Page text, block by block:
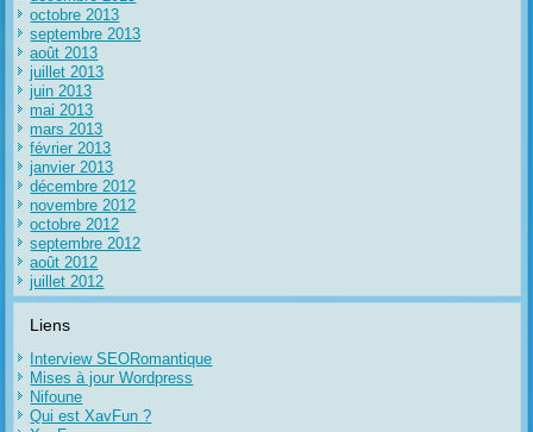
octobre 2013
septembre 2013
août 2013
juillet 2013
juin 2013
mai 2013
mars 2013
février 2013
janvier 2013
décembre 2012
novembre 2012
octobre 2012
septembre 2012
août 2012
juillet 2012
Liens
Interview SEORomantique
Mises à jour Wordpress
Nifoune
Qui est XavFun ?